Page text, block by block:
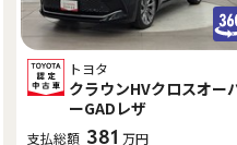
トヨタ
クラウンHVクロスオー
ーGADレザ
支払総額 381 万円